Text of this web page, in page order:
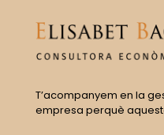
T’acompanyem en la
empresa perquè